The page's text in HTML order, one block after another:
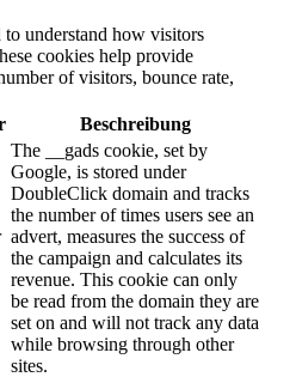
understand how visitors
cookies help provide
of visitors, bounce rate,
Beschreibung
The __gads cookie, set by
Google, is stored under
DoubleClick domain and tracks
the number of times users see an
advert, measures the success of
the campaign and calculates its
revenue. This cookie can only
be read from the domain they are
set on and will not track any data
while browsing through other
sites.